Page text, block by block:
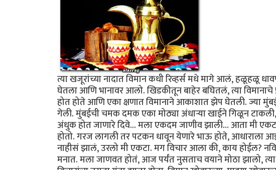
त्या खजूरांच्या नादात विमान कधी रिव्हर्स मधे मागे आलं, हळूहळू
घेतला आणि भानावर आलो. खिडकीतून बाहेर बघितलं, त्या
होत होते आणि एका क्षणात विमानाने आकाशात झेप घेतली. ज्या
गेली. मुंबईची चमक दमक एका मोठ्या अंधार्‍या खाईने गिळून
अंधुक होत जाणारे दिवे... मला एकदम जाणीव झाली... आता मी
होतो. गरज लागली तर पटकन धावून येणारे भाऊ होते, आधाराला
नाहीसं झालं, उरलो मी एकटा. मग विचार आला की, काय होईल?
मनात. मला जाणवत होतं, आज पर्यंत नुसताच वयाने मोठा झालो, त्या